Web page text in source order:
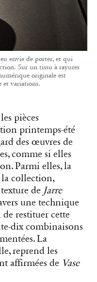
envie de porter, et qui
Sur un tissu à rayures
originale est
et variations.
pièces
printemps-été
des œuvres de
comme si elles
Parmi elles, la
la collection,
de Jarre
une technique
restituer cette
dix combinaisons
La
reprend les
affirmées de Vase